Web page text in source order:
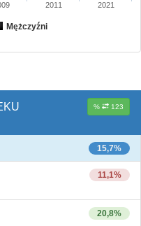
Mężczyźni
2011 2021
% 123
15,7%
11,1%
20,8%